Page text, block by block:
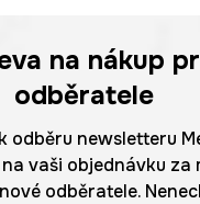
na nákup
odběratele
odběru newsletteru
vaši objednávku za
odběratele.